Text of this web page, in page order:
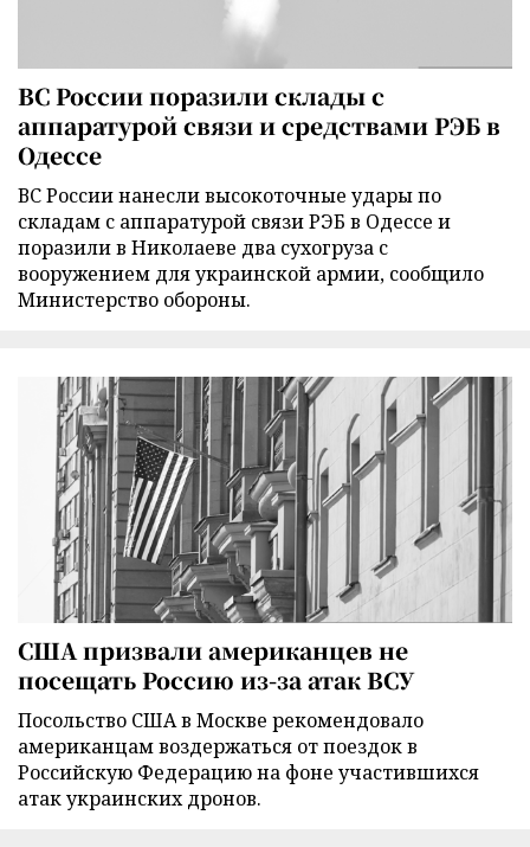
ВС России поразили склады с
аппаратурой связи и средствами РЭБ в
Одессе
ВС России нанесли высокоточные удары по
складам с аппаратурой связи РЭБ в Одессе и
поразили в Николаеве два сухогруза с
вооружением для украинской армии, сообщило
Министерство обороны.
США призвали американцев не
посещать Россию из-за атак ВСУ
Посольство США в Москве рекомендовало
американцам воздержаться от поездок в
Российскую Федерацию на фоне участившихся
атак украинских дронов.